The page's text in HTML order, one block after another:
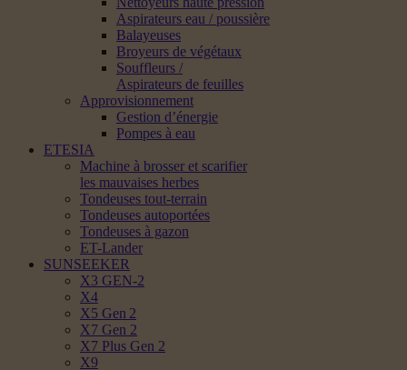
Aspirateurs eau / poussière
Balayeuses
Broyeurs de végétaux
Souffleurs /
Aspirateurs de feuilles
Approvisionnement
Gestion d’énergie
Pompes à eau
ETESIA
Machine à brosser et scarifier
les mauvaises herbes
Tondeuses tout-terrain
Tondeuses autoportées
Tondeuses à gazon
ET-Lander
SUNSEEKER
X3 GEN-2
X4
X5 Gen 2
X7 Gen 2
X7 Plus Gen 2
X9